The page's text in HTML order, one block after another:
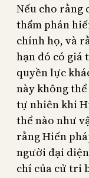
Nếu cho rằng
thẩm phán
chính họ, và
hạn đó có giá
quyền lực
này không
tự nhiên khi
thể nào như
rằng Hiến
người đại
chí của cử tri